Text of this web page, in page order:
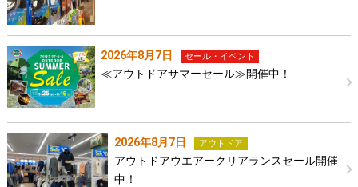
2026年8月7日 セール・イベント
≪アウトドアサマーセール≫開催中！
2026年8月7日 アウトドア
アウトドアウエアークリアランスセール開催
中！